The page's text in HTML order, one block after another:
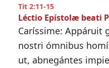
Tit 2:11-15
Léctio Epístolæ beati
Caríssime: Appáruit
nostri ómnibus
ut, abnegántes